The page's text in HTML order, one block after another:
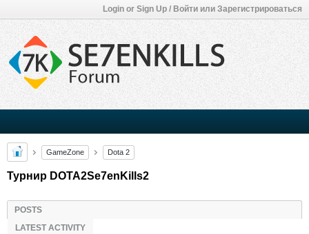
Login or Sign Up / Войти или Зарегистрироваться
GameZone Dota 2
Турнир DOTA2Se7enKills2
POSTS
LATEST ACTIVITY